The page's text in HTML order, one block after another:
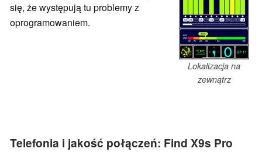
Lokalizacja na
zewnątrz
się, że występują tu problemy z
oprogramowaniem.
Telefonia i jakość połączeń: Find X9s Pro